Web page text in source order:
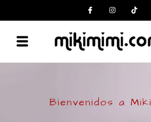
Bienvenidos a